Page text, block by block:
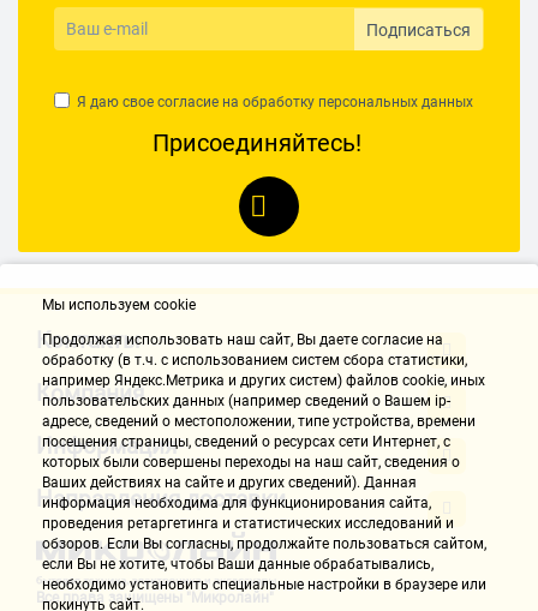
Подписаться
Я даю свое согласие на обработку персональных данных
Присоединяйтесь!
Контакты
Компания
Информация
Направления доставки
Все права защищены "Микролайн"
Мы используем cookie
Продолжая использовать наш cайт, Вы даете согласие на
обработку (в т.ч. с использованием систем сбора статистики,
например Яндекс.Метрика и других систем) файлов cookie, иных
пользовательских данных (например сведений о Вашем ip-
адресе, сведений о местоположении, типе устройства, времени
посещения страницы, сведений о ресурсах сети Интернет, с
которых были совершены переходы на наш сайт, сведения о
Ваших действиях на сайте и других сведений). Данная
информация необходима для функционирования сайта,
проведения ретаргетинга и статистических исследований и
обзоров. Если Вы согласны, продолжайте пользоваться сайтом,
если Вы не хотите, чтобы Ваши данные обрабатывались,
необходимо установить специальные настройки в браузере или
покинуть сайт.